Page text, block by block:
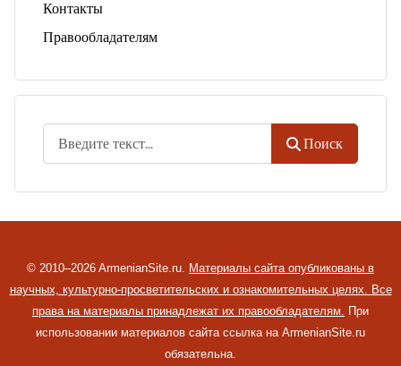
Контакты
Правообладателям
Поиск
© 2010–2026 ArmenianSite.ru. Материалы сайта опубликованы в
научных, культурно-просветительских и ознакомительных целях. Все
права на материалы принадлежат их правообладателям. При
использовании материалов сайта ссылка на ArmenianSite.ru
обязательна.